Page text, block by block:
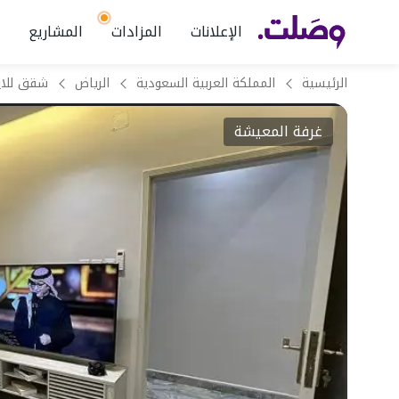
الإعلانات المزادات المشاريع
الرئيسية المملكة العربية السعودية الرياض
غرفة المعيشة